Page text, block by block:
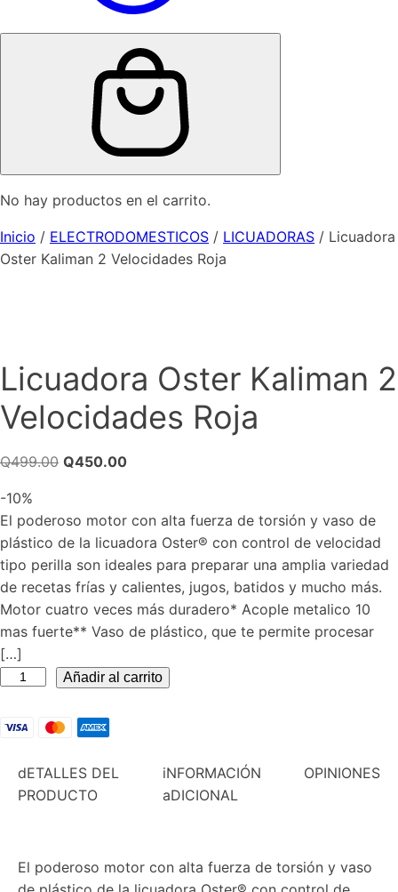
No hay productos en el carrito.
Inicio / ELECTRODOMESTICOS / LICUADORAS / Licuadora
Oster Kaliman 2 Velocidades Roja
Licuadora Oster Kaliman 2
Velocidades Roja
Q499.00 El
era:
Q499.00.
Q450.00El
es:
Q450.00.
-10%
El poderoso motor con alta fuerza de torsión y vaso de
plástico de la licuadora Oster® con control de velocidad
tipo perilla son ideales para preparar una amplia variedad
de recetas frías y calientes, jugos, batidos y mucho más.
Motor cuatro veces más duradero* Acople metalico 10
mas fuerte** Vaso de plástico, que te permite procesar
[…]
Licuadora
Kaliman
Velocidades
Roja
Añadir al carrito
dETALLES DEL
PRODUCTO
iNFORMACIÓN
aDICIONAL
OPINIONES
El poderoso motor con alta fuerza de torsión y vaso